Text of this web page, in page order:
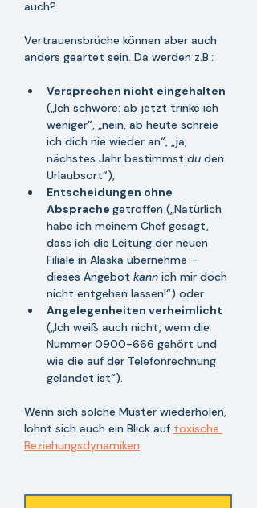
auch?
Vertrauensbrüche können aber auch
anders geartet sein. Da werden z.B.:
Versprechen nicht eingehalten
(„Ich schwöre: ab jetzt trinke ich
weniger“, „nein, ab heute schreie
ich dich nie wieder an“, „ja,
nächstes Jahr bestimmst du den
Urlaubsort“),
Entscheidungen ohne
Absprache getroffen („Natürlich
habe ich meinem Chef gesagt,
dass ich die Leitung der neuen
Filiale in Alaska übernehme –
dieses Angebot kann ich mir doch
nicht entgehen lassen!“) oder
Angelegenheiten verheimlicht
(„Ich weiß auch nicht, wem die
Nummer 0900-666 gehört und
wie die auf der Telefonrechnung
gelandet ist“).
Wenn sich solche Muster wiederholen,
lohnt sich auch ein Blick auf toxische
Beziehungsdynamiken.